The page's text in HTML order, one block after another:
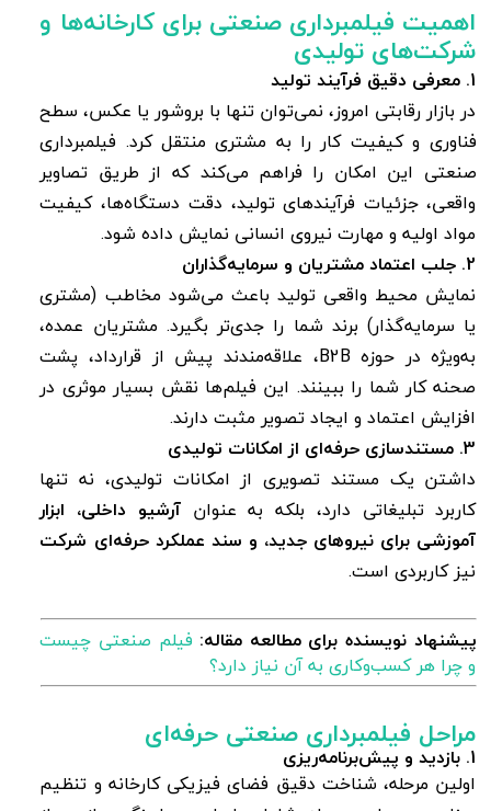
اهمیت فیلمبرداری صنعتی برای کارخانه‌ها و
شرکت‌های تولیدی
1. معرفی دقیق فرآیند تولید
در بازار رقابتی امروز، نمی‌توان تنها با بروشور یا عکس، سطح
فناوری و کیفیت کار را به مشتری منتقل کرد. فیلمبرداری
صنعتی این امکان را فراهم می‌کند که از طریق تصاویر
واقعی، جزئیات فرآیندهای تولید، دقت دستگاه‌ها، کیفیت
مواد اولیه و مهارت نیروی انسانی نمایش داده شود.
2. جلب اعتماد مشتریان و سرمایه‌گذاران
نمایش محیط واقعی تولید باعث می‌شود مخاطب (مشتری
یا سرمایه‌گذار) برند شما را جدی‌تر بگیرد. مشتریان عمده،
به‌ویژه در حوزه B2B، علاقه‌مندند پیش از قرارداد، پشت
صحنه کار شما را ببینند. این فیلم‌ها نقش بسیار موثری در
افزایش اعتماد و ایجاد تصویر مثبت دارند.
3. مستندسازی حرفه‌ای از امکانات تولیدی
داشتن یک مستند تصویری از امکانات تولیدی، نه تنها
کاربرد تبلیغاتی دارد، بلکه به عنوان آرشیو داخلی، ابزار
آموزشی برای نیروهای جدید، و سند عملکرد حرفه‌ای شرکت
نیز کاربردی است.
پیشنهاد نویسنده برای مطالعه مقاله: فیلم صنعتی چیست
و چرا هر کسب‌وکاری به آن نیاز دارد؟
مراحل فیلمبرداری صنعتی حرفه‌ای
1. بازدید و پیش‌برنامه‌ریزی
اولین مرحله، شناخت دقیق فضای فیزیکی کارخانه و تنظیم